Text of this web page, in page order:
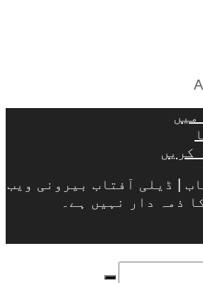
میں
کریں
آفتاب | ڈیلی آفتاب بیرونی ویب
ذمہ دار نہیں ہے۔